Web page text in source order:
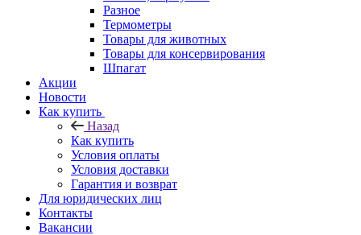
Разное
Термометры
Товары для животных
Товары для консервирования
Шпагат
Акции
Новости
Как купить
Назад
Как купить
Условия оплаты
Условия доставки
Гарантия и возврат
Для юридических лиц
Контакты
Вакансии